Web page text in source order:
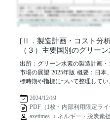
[Ⅱ．製造計画・コスト分
（３）主要国別のグリー
出所：グリーン水素の製造計画
市場の展望 2025年版 概要：日本
標時期や指標について整理してい
2024/12/19
PDF（1枚・内部利用限定ライ
axetimes エネルギー・脱炭素